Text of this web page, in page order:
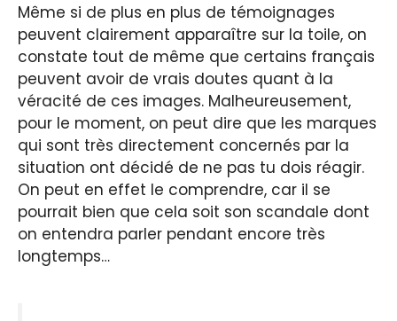
Même si de plus en plus de témoignages
peuvent clairement apparaître sur la toile, on
constate tout de même que certains français
peuvent avoir de vrais doutes quant à la
véracité de ces images. Malheureusement,
pour le moment, on peut dire que les marques
qui sont très directement concernés par la
situation ont décidé de ne pas tu dois réagir.
On peut en effet le comprendre, car il se
pourrait bien que cela soit son scandale dont
on entendra parler pendant encore très
longtemps…